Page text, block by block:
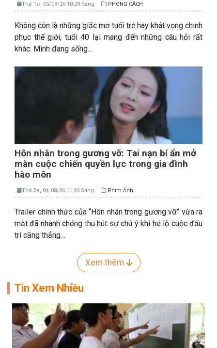
Thứ Tư, 05/08/26 10:29 Sáng PHONG CÁCH
Không còn là những giấc mơ tuổi trẻ hay khát vọng chinh
phục thế giới, tuổi 40 lại mang đến những câu hỏi rất
khác: Mình đang sống…
Hôn nhân trong gương vỡ: Tai nạn bí ẩn mở
màn cuộc chiến quyền lực trong gia đình
hào môn
Thứ Ba, 04/08/26 11:23 Sáng Phim Ảnh
Trailer chính thức của “Hôn nhân trong gương vỡ” vừa ra
mắt đã nhanh chóng thu hút sự chú ý khi hé lộ cuộc đấu
trí căng thẳng…
Xem thêm
Tin Xem Nhiều